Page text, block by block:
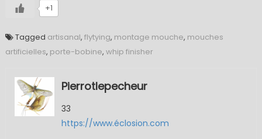
+1
Tagged artisanal, flytying, montage mouche, mouches
artificielles, porte-bobine, whip finisher
Pierrotlepecheur
33
https://www.éclosion.com